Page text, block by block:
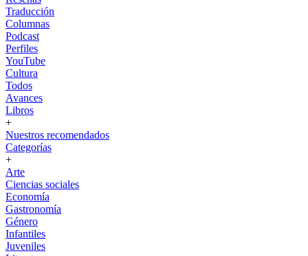
Traducción
Columnas
Podcast
Perfiles
YouTube
Cultura
Todos
Avances
Libros
+
Nuestros recomendados
Categorías
+
Arte
Ciencias sociales
Economía
Gastronomía
Género
Infantiles
Juveniles